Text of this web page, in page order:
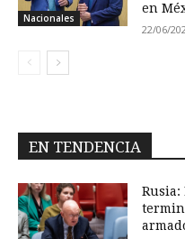
Nacionales
en
22/06/
EN TENDENCIA
Rusia: